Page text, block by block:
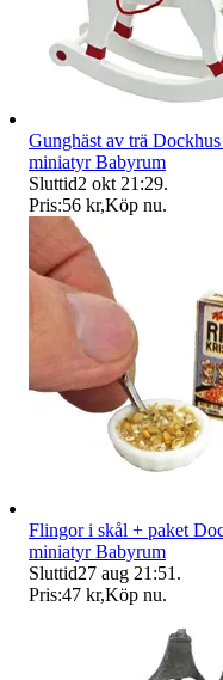
Gunghäst av trä
miniatyr Babyrum
Sluttid2 okt 21:29.
Pris:56 kr,Köp nu.
Flingor i skål + paket
miniatyr Babyrum
Sluttid27 aug 21:51 .
Pris:47 kr,Köp nu.